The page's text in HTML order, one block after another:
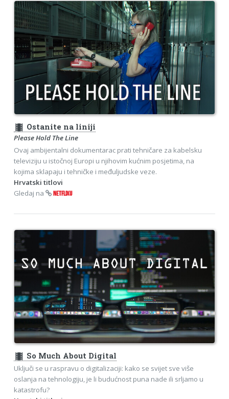
theaters Ostanite na liniji
Please Hold The Line
Ovaj ambijentalni dokumentarac prati tehničare za kabelsku
televiziju u istočnoj Europi u njihovim kućnim posjetima, na
kojima sklapaju i tehničke i međuljudske veze.
Hrvatski titlovi
Gledaj na
NETFLIXU
theaters So Much About Digital
Uključi se u raspravu o digitalizaciji: kako se svijet sve više
oslanja na tehnologiju, je li budućnost puna nade ili srljamo u
katastrofu?